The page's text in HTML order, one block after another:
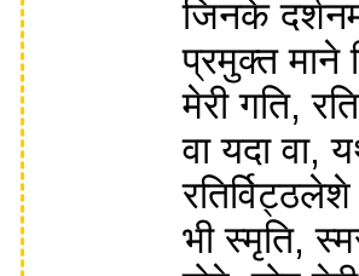
जिनके
प्रमुक्त माने
मेरी गति,
वा यदा वा,
भी स्मृति,